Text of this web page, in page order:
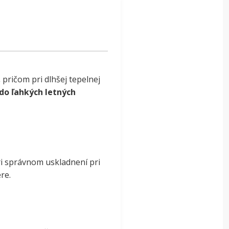
pričom pri dlhšej tepelnej
ľahkých letných
správnom uskladnení pri